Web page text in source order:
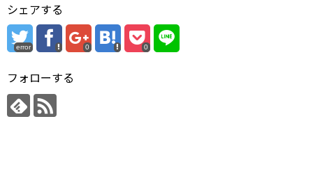
シェアする
error 0 0
フォローする